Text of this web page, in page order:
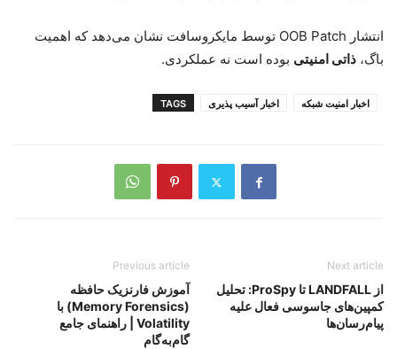
انتشار OOB Patch توسط مایکروسافت نشان می‌دهد که اهمیت
باگ، ذاتی امنیتی بوده است نه عملکردی.
TAGS اخبار آسیب پذیری اخبار امنیت شبکه
Previous article
آموزش فارنزیک حافظه
(Memory Forensics) با
Volatility | راهنمای جامع
گام‌به‌گام
Next article
از LANDFALL تا ProSpy: تحلیل
کمپین‌های جاسوسی فعال علیه
پیام‌رسان‌ها